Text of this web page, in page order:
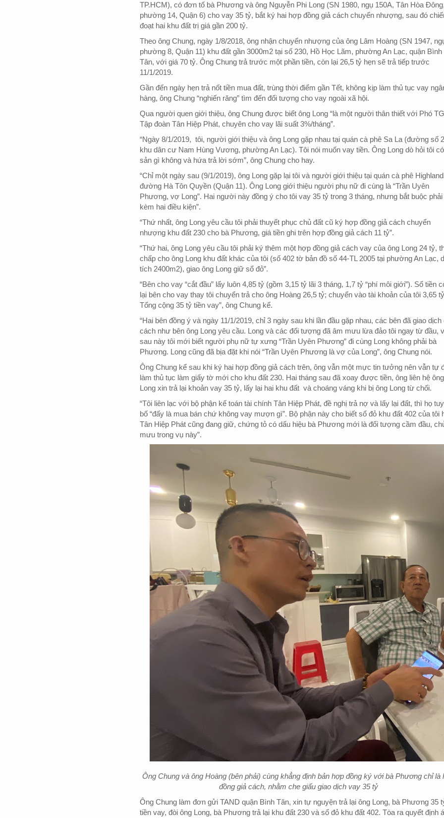
TP.HCM), có đơn tố bà Phương và ông Nguyễn Phi Long (SN 1980, ngụ 150A, Tân Hòa
phường 14, Quận 6) cho vay 35 tỷ, bắt ký hai hợp đồng giả cách chuyển nhượng, sau đó
đoạt hai khu đất trị giá gần 200 tỷ.
Theo ông Chung, ngày 1/8/2018, ông nhận chuyển nhượng của ông Lâm Hoàng (SN 1947,
phường 8, Quận 11) khu đất gần 3000m2 tại số 230, Hồ Học Lãm, phường An Lạc, quận Bình
Tân, với giá 70 tỷ. Ông Chung trả trước một phần tiền, còn lại 26,5 tỷ hẹn sẽ trả tiếp trước
11/1/2019.
Gần đến ngày hẹn trả nốt tiền mua đất, trùng thời điểm gần Tết, không kịp làm thủ tục vay
hàng, ông Chung “nghiến răng” tìm đến đối tượng cho vay ngoài xã hội.
Qua người quen giới thiệu, ông Chung được biết ông Long “là một người thân thiết với Phó
Tập đoàn Tân Hiệp Phát, chuyên cho vay lãi suất 3%/tháng”.
“Ngày 8/1/2019, tôi, người giới thiệu và ông Long gặp nhau tại quán cà phê Sa La (đường số
khu dân cư Nam Hùng Vương, phường An Lạc). Tôi nói muốn vay tiền. Ông Long dò hỏi tôi
sản gì không và hứa trả lời sớm”, ông Chung cho hay.
“Chỉ một ngày sau (9/1/2019), ông Long gặp lại tôi và người giới thiệu tại quán cà phê
đường Hà Tôn Quyền (Quận 11). Ông Long giới thiệu người phụ nữ đi cùng là “Trần Uyên
Phương, vợ Long”. Hai người này đồng ý cho tôi vay 35 tỷ trong 3 tháng, nhưng bắt buộc phải
kèm hai điều kiện”.
“Thứ nhất, ông Long yêu cầu tôi phải thuyết phục chủ đất cũ ký hợp đồng giả cách chuyển
nhượng khu đất 230 cho bà Phương, giá tiền ghi trên hợp đồng giả cách 11 tỷ”.
“Thứ hai, ông Long yêu cầu tôi phải ký thêm một hợp đồng giả cách vay của ông Long 24 tỷ,
chấp cho ông Long khu đất khác của tôi (số 402 tờ bản đồ số 44-TL 2005 tại phường An Lạc,
tích 2400m2), giao ông Long giữ sổ đỏ”.
“Bên cho vay “cắt đầu” lấy luôn 4,85 tỷ (gồm 3,15 tỷ lãi 3 tháng, 1,7 tỷ “phí môi giới”). Số tiền
lại bên cho vay thay tôi chuyển trả cho ông Hoàng 26,5 tỷ; chuyển vào tài khoản của tôi 3,65
Tổng cộng 35 tỷ tiền vay”, ông Chung kể.
“Hai bên đồng ý và ngày 11/1/2019, chỉ 3 ngày sau khi lần đầu gặp nhau, các bên đã giao dịch
cách như bên ông Long yêu cầu. Long và các đối tượng đã âm mưu lừa đảo tôi ngay từ đầu,
sau này tôi mới biết người phụ nữ tự xưng “Trần Uyên Phương” đi cùng Long không phải bà
Phương. Long cũng đã bịa đặt khi nói “Trần Uyên Phương là vợ của Long”, ông Chung nói.
Ông Chung kể sau khi ký hai hợp đồng giả cách trên, ông vẫn một mực tin tưởng nên vẫn tự
làm thủ tục làm giấy tờ mới cho khu đất 230. Hai tháng sau đã xoay được tiền, ông liên hệ ông
Long xin trả lại khoản vay 35 tỷ, lấy lại hai khu đất và choáng váng khi bị ông Long từ chối.
“Tôi liên lạc với bộ phận kế toán tài chính Tân Hiệp Phát, đề nghị trả nợ và lấy lại đất, thì họ
bố “đấy là mua bán chứ không vay mượn gì”. Bộ phận này cho biết sổ đỏ khu đất 402 của tôi
Tân Hiệp Phát cũng đang giữ, chứng tỏ có dấu hiệu bà Phương mới là đối tượng cầm đầu,
mưu trong vụ này”.
Ông Chung và ông Hoàng (bên phải) cùng khẳng định bản hợp đồng ký với bà Phương chỉ là
đồng giả cách, nhằm che giấu giao dịch vay 35 tỷ
Ông Chung làm đơn gửi TAND quận Bình Tân, xin tự nguyện trả lại ông Long, bà Phương 35
tiền vay, đòi ông Long, bà Phương trả lại khu đất 230 và sổ đỏ khu đất 402. Tòa ra quyết định